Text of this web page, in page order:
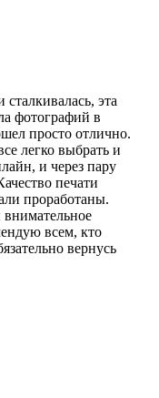
эта
фотографий в
просто отлично.
легко выбрать и
и через пару
печати
проработаны.
всем, кто
вернусь